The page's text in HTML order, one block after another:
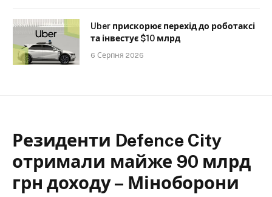
Uber прискорює перехід до роботаксі
та інвестує $10 млрд
6 Серпня 2026
Резиденти Defence City
отримали майже 90 млрд
грн доходу – Міноборони